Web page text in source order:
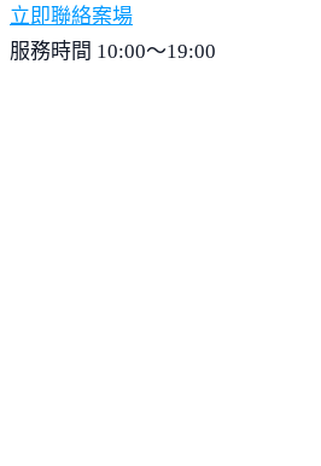
立即聯絡案場
服務時間 10:00～19:00